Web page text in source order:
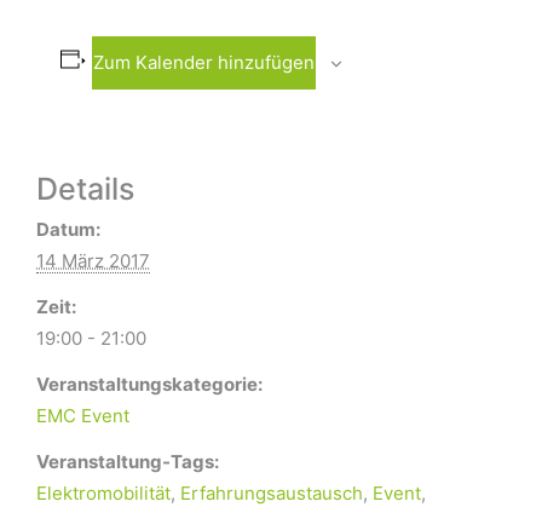
Zum Kalender hinzufügen
Details
Datum:
14 März 2017
Zeit:
19:00 - 21:00
Veranstaltungskategorie:
EMC Event
Veranstaltung-Tags:
Elektromobilität, Erfahrungsaustausch, Event,